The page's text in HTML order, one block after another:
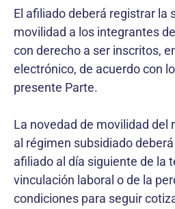
El afiliado deberá registrar la
movilidad a los integrantes
con derecho a ser inscritos,
electrónico, de acuerdo con
presente Parte.
La novedad de movilidad del
al régimen subsidiado
afiliado al día siguiente de la
vinculación laboral o de la
condiciones para seguir